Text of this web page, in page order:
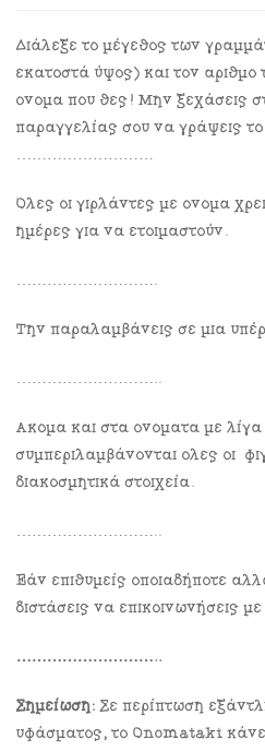
Διάλεξε το μέγεθος των
εκατοστά ύψος) και τον
όνομα που θες! Μην ξεχάσεις
παραγγελίας σου να γράψεις
………………………
Όλες οι γιρλάντες με όνομα
ημέρες για να ετοιμαστούν.
……………………….
Την παραλαμβάνεις σε μια
………………………..
Ακόμα και στα ονόματα με
συμπεριλαμβάνονται όλες οι
διακοσμητικά στοιχεία.
………………………..
Εάν επιθυμείς οποιαδήποτε
διστάσεις να επικοινωνήσεις
………………………..
Σημείωση: Σε περίπτωση
υφάσματος, το Onomataki